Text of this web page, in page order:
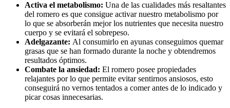
Activa el metabolismo: Una de las cualidades más resaltantes
del romero es que consigue activar nuestro metabolismo por
lo que se absorberán mejor los nutrientes que necesita nuestro
cuerpo y se evitará el sobrepeso.
Adelgazante: Al consumirlo en ayunas conseguimos quemar
grasas que se han formado durante la noche y obtendremos
resultados óptimos.
Combate la ansiedad: El romero posee propiedades
relajantes por lo que permite evitar sentirnos ansiosos, esto
conseguirá no vernos tentados a comer antes de lo indicado y
picar cosas innecesarias.